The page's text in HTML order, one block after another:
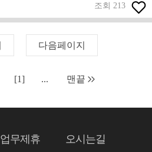
조회 213
다음페이지
[1] ... 맨끝
업무제휴 오시는길